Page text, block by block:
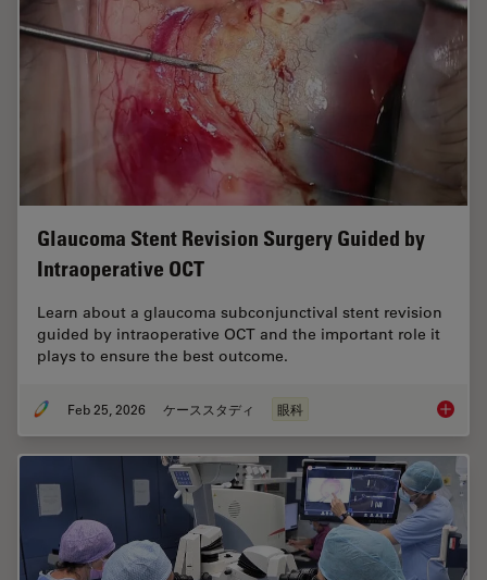
Glaucoma Stent Revision Surgery Guided by
Intraoperative OCT
Learn about a glaucoma subconjunctival stent revision
guided by intraoperative OCT and the important role it
plays to ensure the best outcome.
Feb 25, 2026 ケーススタディ 眼科